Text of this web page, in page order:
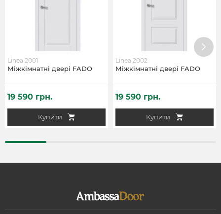
Міжкімнатні двері FADO
Linea 2001
Купити
19 590 грн.
Міжкімнатні двері FADO
Linea 2002
Купити
19 590 грн.